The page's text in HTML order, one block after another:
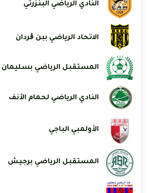
النادي الرياضي البنزرتي
الاتحاد الرياضي ببن ڨردان
المستقبل الرياضي بسليمان
النادي الرياضي لحمام الأنف
الأولمبي الباجي
المستقبل الرياضي برجيش